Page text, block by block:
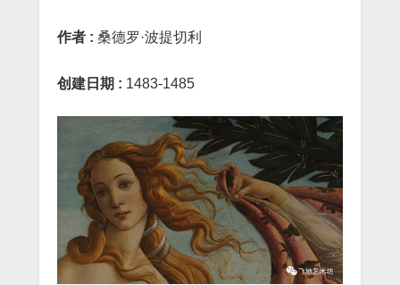
作者 : 桑德罗·波提切利
创建日期 : 1483-1485